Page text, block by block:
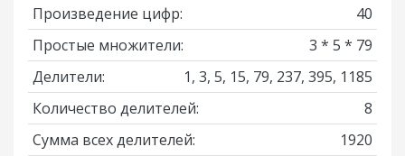
Произведение цифр:
40
Простые множители:
3 * 5 * 79
Делители:
1, 3, 5, 15, 79, 237, 395, 1185
Количество делителей:
8
Сумма всех делителей:
1920